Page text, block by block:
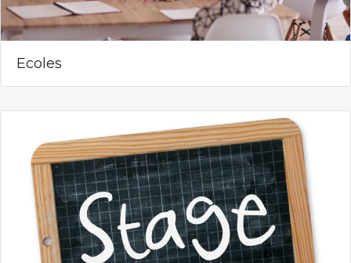
Ecoles